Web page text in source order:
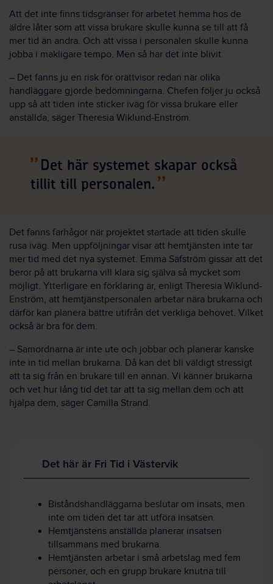
Att det inte finns tidsgränser för arbetet hemma hos de
äldre låter som att vissa brukare skulle kunna se till att få
mer tid än andra. Och att vissa i personalen skulle kunna
jobba i makligare tempo. Men så har det inte blivit.
– Det fanns ju en risk för orättvisor redan när olika
handläggare gjorde bedömningarna. Chefen följer ju också
upp så att tiden inte sticker iväg för vissa brukare eller
anställda, säger Theresia Wiklund-Enström.
Det här systemet skapar också
tillit till personalen.
Det fanns farhågor när projektet startade att tiden skulle
rusa iväg. Men uppföljningar visar att hemtjänsten inte tar
mer tid med det nya systemet. Emma Säfström gissar att det
beror på att brukarna vill klara sig själva så mycket som
möjligt. Ytterligare en förklaring är, enligt Theresia Wiklund-
Enström, att hemtjänstpersonalen arbetar nära brukarna och
därför kan planera bättre utifrån det verkliga behovet. Vilket
också är bra för dem.
– Samordnarna är inte ute och jobbar och planerar kanske
inte in tid mellan brukarna. Då kan det bli väldigt stressigt
att ta sig från en brukare till en annan. Vi känner brukarna
och vet hur lång tid det tar att ta sig mellan dem och att
hjälpa dem, säger Camilla Strand.
Det här är Fri Tid i Västervik
Biståndshandläggarna beslutar om insats, men
inte om tiden det tar att utföra insatsen.
Hemtjänstens anställda planerar insatsen
tillsammans med brukarna.
Hemtjänsten arbetar i små arbetslag med fem
personer, och en grupp brukare knutna till